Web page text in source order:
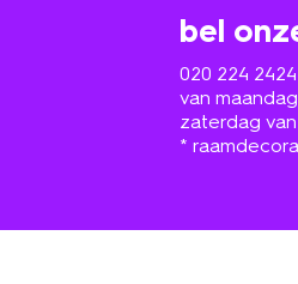
bel
020 224 2424
van
zaterdag van
*